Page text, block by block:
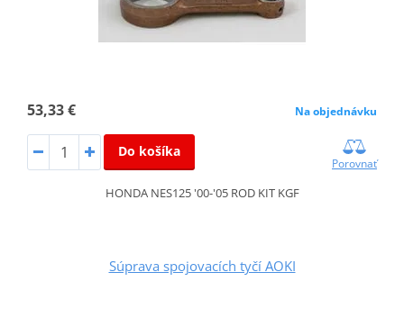
53,33 € Na objednávku
Do košíka
Porovnať
HONDA NES125 '00-'05 ROD KIT KGF
Súprava spojovacích tyčí AOKI